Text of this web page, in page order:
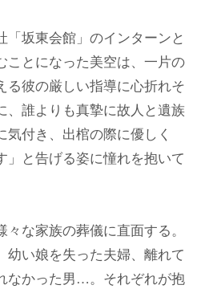
坂東会館」のインターンと
ことになった美空は、一片の
る彼の厳しい指導に心折れそ
、誰よりも真摯に故人と遺族
付き、出棺の際に優しく
」と告げる姿に憧れを抱いて
な家族の葬儀に直面する。
幼い娘を失った夫婦、離れて
なかった男…。それぞれが抱